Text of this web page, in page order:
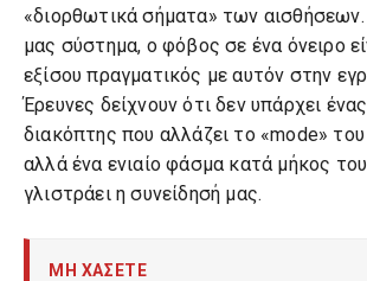
«διορθωτικά σήματα» των αισθήσεων.
μας σύστημα, ο φόβος σε ένα όνειρο
εξίσου πραγματικός με αυτόν στην
Έρευνες δείχνουν ότι δεν υπάρχει
διακόπτης που αλλάζει το «mode»
αλλά ένα ενιαίο φάσμα κατά μήκος
γλιστράει η συνείδησή μας.
ΜΗ ΧΑΣΕΤΕ